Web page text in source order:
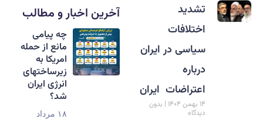
تشدید
اختلافات
سیاسی در ایران
درباره
اعتراضات ایران
۱۴ بهمن ۱۴۰۴
بدون
دیدگاه
آخرین اخبار و مطالب
‏چه پیامی
مانع از حمله
امریکا به
زیرساختهای
انرژی ایران
شد؟
۱۸ مرداد